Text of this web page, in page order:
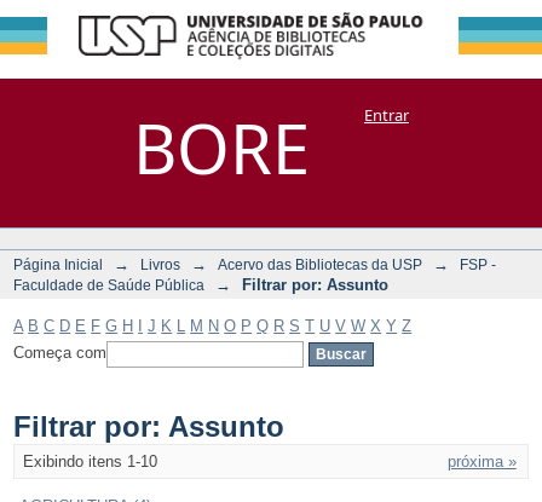
BORE
Filtrar por:
Assunto
DSpace/Manakin + CoriscoEntrar
Página Inicial → Livros → Acervo das Bibliotecas da USP →
FSP -
Faculdade de Saúde Pública
→ Filtrar por: Assunto
A B C D E F G H J K M N O P Q R S T U V W X Y Z
Começa com
Filtrar por: Assunto
Exibindo itens 1-10 próxima »